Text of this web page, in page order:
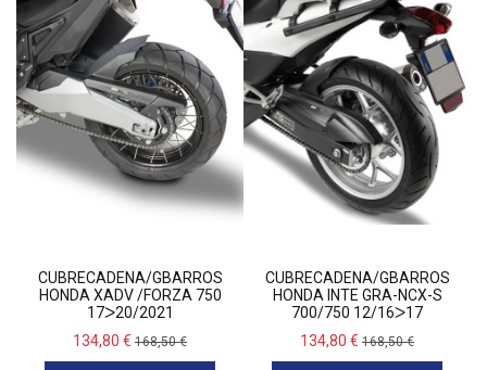
CUBRECADENA/GBARROS
HONDA XADV /FORZA 750
17ᐳ20/2021
134,80 € 168,50 €
CUBRECADENA/GBARROS
HONDA INTE GRA-NCX-S
700/750 12/16ᐳ17
134,80 € 168,50 €